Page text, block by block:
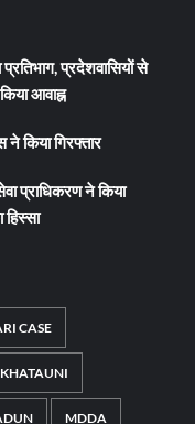
प्रदेशवासियों से
आवाह्न
किया गिरफ्तार
प्राधिकरण ने किया
CASE
MDDA